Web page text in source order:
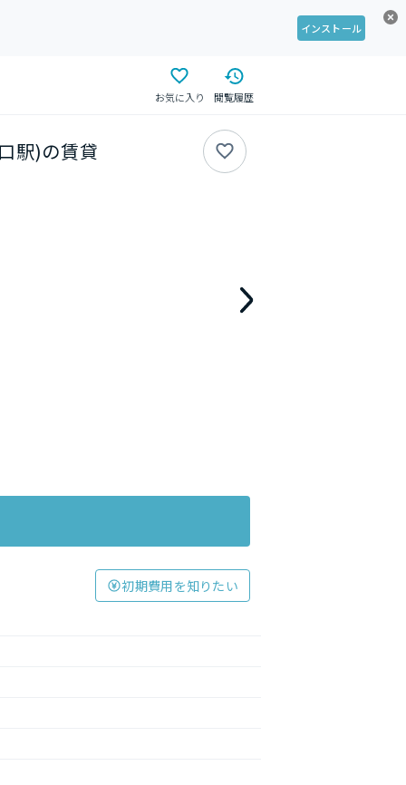
インストール
お気に入り 閲覧履歴
駅)の賃貸
初期費用を知りたい